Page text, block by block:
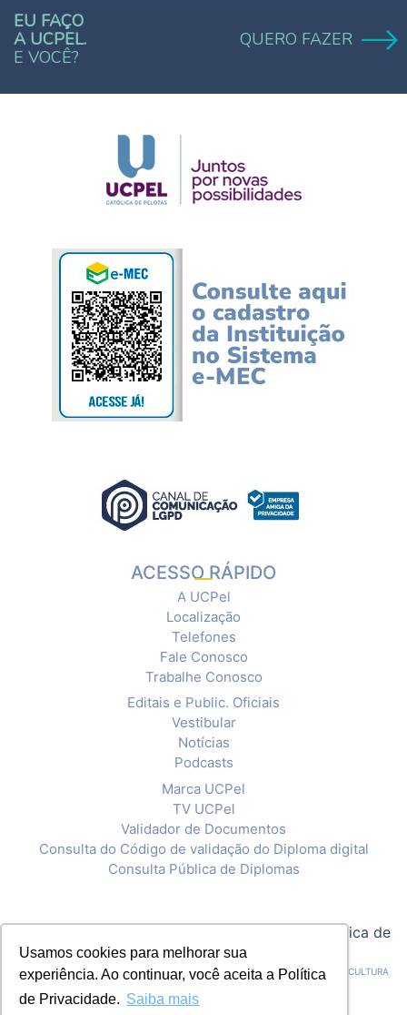
Usamos cookies para melhorar sua
experiência. Ao continuar, você aceita a Política
de Privacidade. Saiba mais
EU FAÇO
A UCPEL.
E VOCÊ?
QUERO FAZER
ACESSO RÁPIDO
A UCPel
Localização
Telefones
Fale Conosco
Trabalhe Conosco
Editais e Public. Oficiais
Vestibular
Notícias
Podcasts
Marca UCPel
TV UCPel
Validador de Documentos
Consulta do Código de validação do Diploma digital
Consulta Pública de Diplomas
Política de
Privacidade
CNPJ: 92.238.914/0001-03 - ASSOCIAÇÃO PELOTENSE DE ASSISTÊNCIA E CULTURA